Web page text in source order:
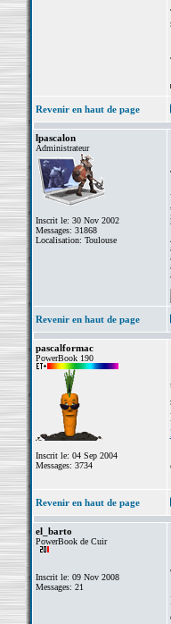
Revenir en haut de page
lpascalon
Administrateur
Inscrit le: 30 Nov 2002
Messages: 31868
Localisation: Toulouse
Revenir en haut de page
pascalformac
PowerBook 190
Inscrit le: 04 Sep 2004
Messages: 3734
Revenir en haut de page
el_barto
PowerBook de Cuir
Inscrit le: 09 Nov 2008
Messages: 21